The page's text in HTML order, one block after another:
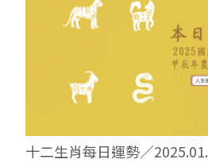
十二生肖每日運勢／